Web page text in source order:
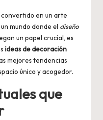
en un arte
mundo donde el diseño
un papel crucial, es
ideas de decoración
mejores tendencias
único y acogedor.
que